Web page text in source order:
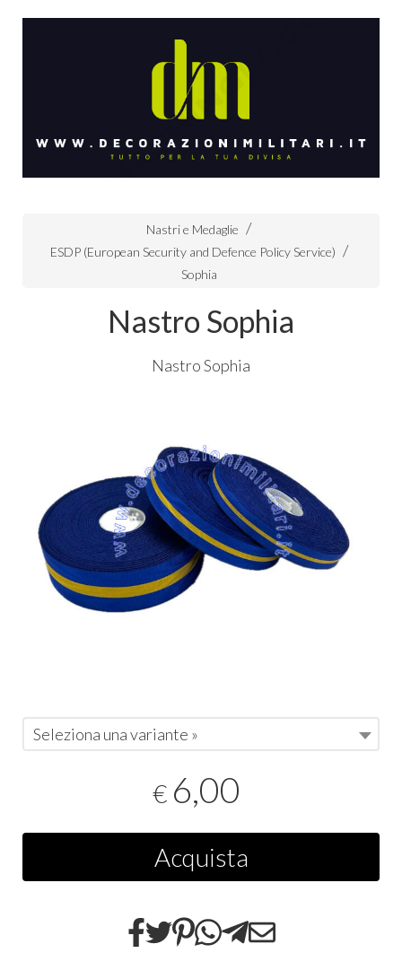
Nastri e Medaglie
ESDP (European Security and Defence Policy Service)
Sophia
Nastro Sophia
Nastro Sophia
Seleziona una variante »
€ 6,00
Acquista